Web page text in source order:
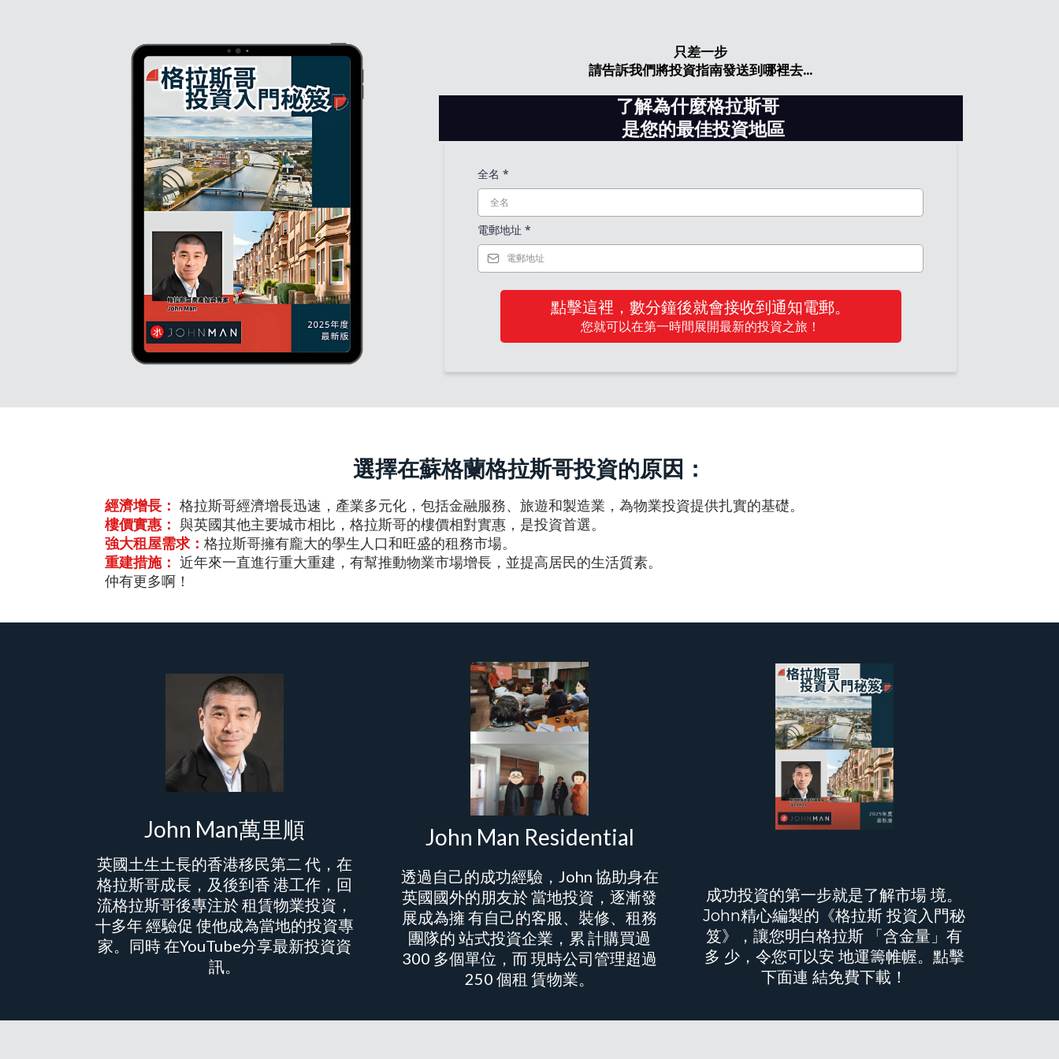
只差一步
請告訴我們將投資指南發送到哪裡去...
了解為什麼格拉斯哥
是您的最佳投資地區
全名*
電郵地址*
點擊這裡，數分鐘後就會接收到通知電郵。
您就可以在第一時間展開最新的投資之旅！
選擇在蘇格蘭格拉斯哥投資的原因：
經濟增長： 格拉斯哥經濟增長迅速，產業多元化，包括金融服務、旅遊和製造業，為物業投資提供扎實的基礎。
樓價實惠： 與英國其他主要城市相比，格拉斯哥的樓價相對實惠，是投資首選。
強大租屋需求： 格拉斯哥擁有龐大的學生人口和旺盛的租務市場。
重建措施： 近年來一直進行重大重建，有幫推動物業市場增長，並提高居民的生活質素。
仲有更多啊！
John Man萬里順
英國土生土長的香港移民第二 代，在
格拉斯哥成長，及後到香 港工作，回
流格拉斯哥後專注於 租賃物業投資，
十多年 經驗促 使他成為當地的投資專
家。同時 在YouTube分享最新投資資
訊。
John Man Residential
透過自己的成功經驗，John 協助身在
英國國外的朋友於 當地投資，逐漸發
展成為擁 有自己的客服、裝修、租務
團隊的 站式投資企業，累 計購買過
300 多個單位，而 現時公司管理超過
250 個租 賃物業。
成功投資的第一步就是了解市場 境。
John精心編製的《格拉斯 投資入門秘
笈》，讓您明白格拉斯 「含金量」有
多 少，令您可以安 地運籌帷幄。點擊
下面連 結免費下載！